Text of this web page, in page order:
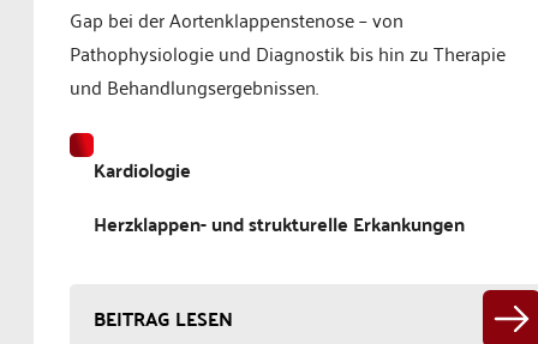
Gap bei der Aortenklappenstenose – von
Pathophysiologie und Diagnostik bis hin zu Therapie
und Behandlungsergebnissen.
Kardiologie
Herzklappen- und strukturelle Erkankungen
BEITRAG LESEN